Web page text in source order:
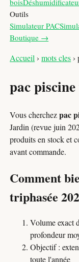
bois
Outils
Simulateur PAC
Boutique →
Accueil ›mots cles›
pac
Vous cherchezpac
Jardin (revue juin
produits en stock et
avant commande.
Comment
triphasée
Volume exact
profondeur
Objectif :
toute l'année